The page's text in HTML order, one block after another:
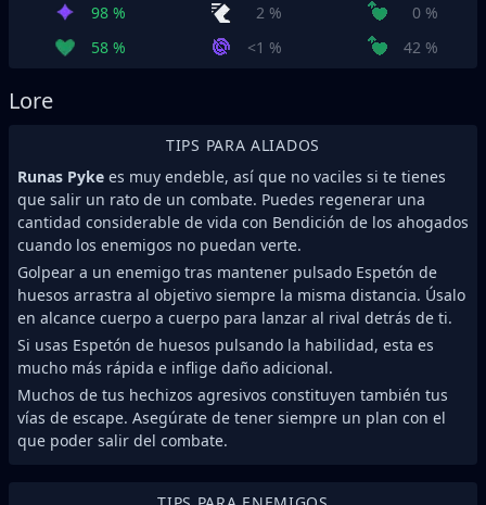
98 %
2 %
0 %
58 %
<1 % 42 %
Lore
TIPS PARA ALIADOS
Runas Pyke es muy endeble, así que no vaciles si te tienes
que salir un rato de un combate. Puedes regenerar una
cantidad considerable de vida con Bendición de los ahogados
cuando los enemigos no puedan verte.
Golpear a un enemigo tras mantener pulsado Espetón de
huesos arrastra al objetivo siempre la misma distancia. Úsalo
en alcance cuerpo a cuerpo para lanzar al rival detrás de ti.
Si usas Espetón de huesos pulsando la habilidad, esta es
mucho más rápida e inflige daño adicional.
Muchos de tus hechizos agresivos constituyen también tus
vías de escape. Asegúrate de tener siempre un plan con el
que poder salir del combate.